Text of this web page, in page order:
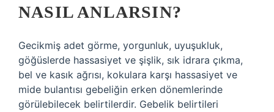
NASIL ANLARSIN?
Gecikmiş adet görme, yorgunluk, uyuşukluk,
göğüslerde hassasiyet ve şişlik, sık idrara çıkma,
bel ve kasık ağrısı, kokulara karşı hassasiyet ve
mide bulantısı gebeliğin erken dönemlerinde
görülebilecek belirtilerdir. Gebelik belirtileri